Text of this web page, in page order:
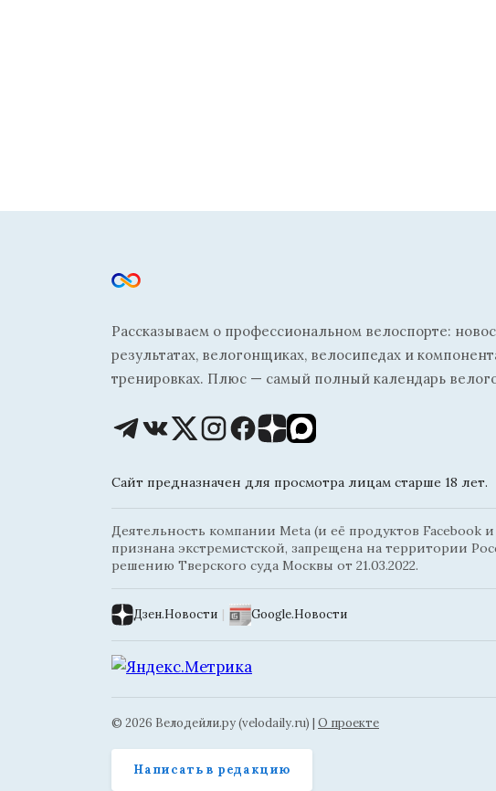
Рассказываем о профессиональном велоспорте:
результатах, велогонщиках, велосипедах и
тренировках. Плюс — самый полный календарь
Сайт предназначен для просмотра лицам старше 18 лет.
Деятельность компании Meta (и её продуктов Facebook
признана экстремистской, запрещена на территории
решению Тверского суда Москвы от 21.03.2022.
Дзен.Новости | Google.Новости
© 2026 Велодейли.ру (velodaily.ru) | О проекте
Написать в редакцию